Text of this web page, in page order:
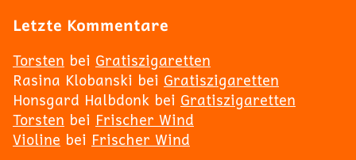
Letzte Kommentare
Torsten bei Gratiszigaretten
Rasina Klobanski bei Gratiszigaretten
Honsgard Halbdonk bei Gratiszigaretten
Torsten bei Frischer Wind
Violine bei Frischer Wind